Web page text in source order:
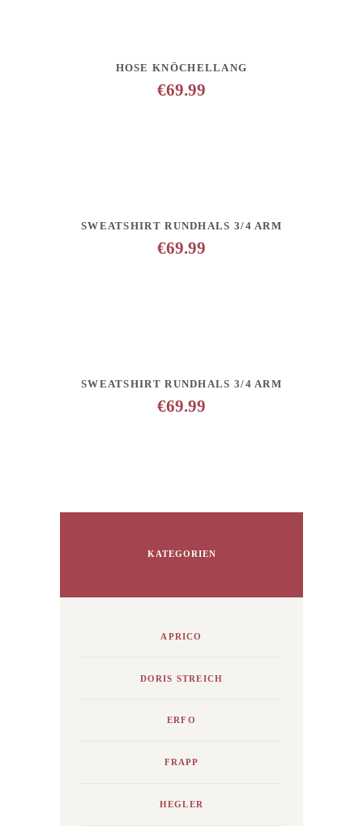
DETAILS ANFRAGE HINZUFÜGEN
HOSE KNÖCHELLANG
€69.99
DETAILS ANFRAGE HINZUFÜGEN
SWEATSHIRT RUNDHALS 3/4 ARM
€69.99
DETAILS ANFRAGE HINZUFÜGEN
SWEATSHIRT RUNDHALS 3/4 ARM
€69.99
KATEGORIEN
APRICO
DORIS STREICH
ERFO
FRAPP
HEGLER